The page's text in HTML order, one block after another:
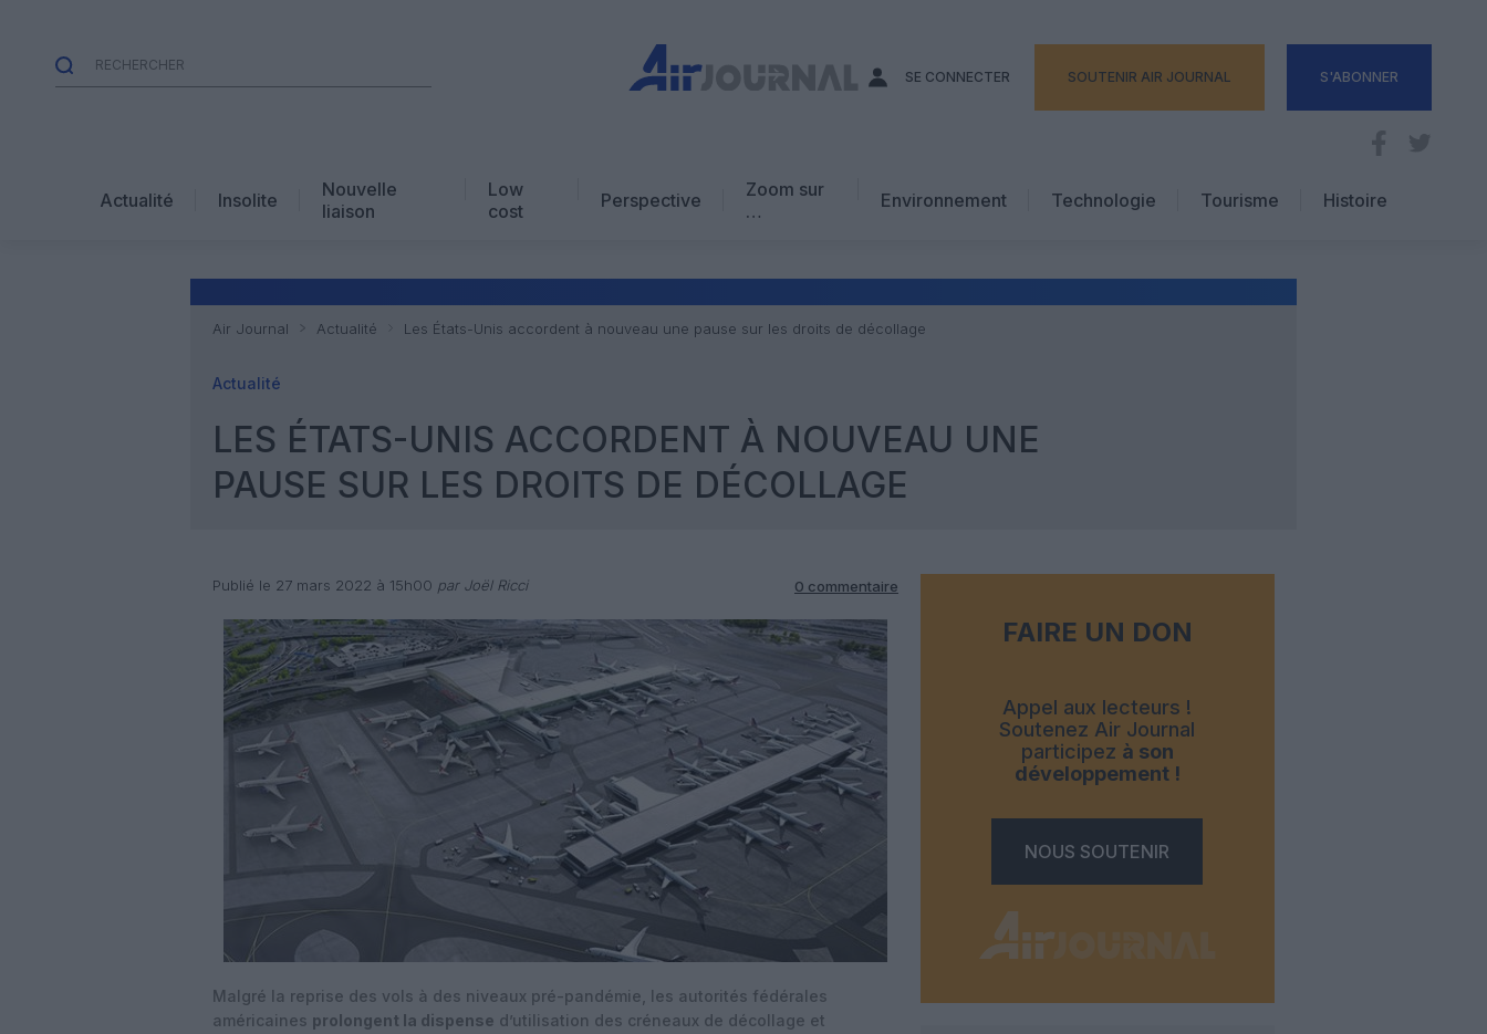
SE CONNECTER SOUTENIR AIR JOURNAL S'ABONNER
Actualité Insolite
Nouvelle
liaison
Low
cost
Perspective
Zoom sur
…
Avis d’expert
Environnement Technologie
Tourisme
Hôtellerie
Histoire
Air Journal Actualité Les États-Unis accordent à nouveau une pause sur les droits de décollage
Actualité
LES ÉTATS-UNIS ACCORDENT À NOUVEAU UNE
PAUSE SUR LES DROITS DE DÉCOLLAGE
Publié le 27 mars 2022 à 15h00 par Joël Ricci 0 commentaire
Malgré la reprise des vols à des niveaux pré-pandémie, les autorités fédérales
américaines prolongent la dispense d’utilisation des créneaux de décollage et
FAIRE UN DON
Appel aux lecteurs !
Soutenez Air Journal
participez à son
développement !
NOUS SOUTENIR